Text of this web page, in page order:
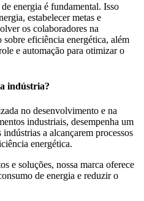
energia é fundamental. Isso
estabelecer metas e
os colaboradores na
eficiência energética, além
e automação para otimizar o
indústria?
no desenvolvimento e na
industriais, desempenha um
a alcançarem processos
energética.
e soluções, nossa marca oferece
de energia e reduzir o